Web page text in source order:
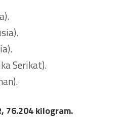
Serikat).
76.204 kilogram.